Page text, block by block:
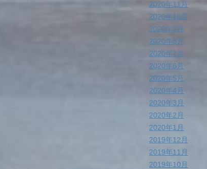
2020年11月
2020年10月
2020年9月
2020年8月
2020年7月
2020年6月
2020年5月
2020年4月
2020年3月
2020年2月
2020年1月
2019年12月
2019年11月
2019年10月